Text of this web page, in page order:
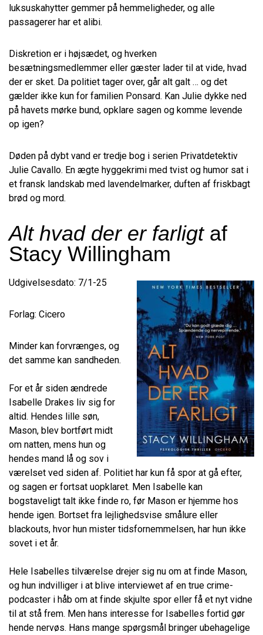
luksuskahytter gemmer på hemmeligheder, og alle
passagerer har et alibi.
Diskretion er i højsædet, og hverken
besætningsmedlemmer eller gæster lader til at vide, hvad
der er sket. Da politiet tager over, går alt galt … og det
gælder ikke kun for familien Ponsard. Kan Julie dykke ned
på havets mørke bund, opklare sagen og komme levende
op igen?
Døden på dybt vand er tredje bog i serien Privatdetektiv
Julie Cavallo. En ægte hyggekrimi med tvist og humor sat i
et fransk landskab med lavendelmarker, duften af friskbagt
brød og mord.
Alt hvad der er farligtaf
Stacy Willingham
Udgivelsesdato: 7/1-25
Forlag: Cicero
Minder kan forvrænges, og
det samme kan sandheden.
For et år siden ændrede
Isabelle Drakes liv sig for
altid. Hendes lille søn,
Mason, blev bortført midt
om natten, mens hun og
hendes mand lå og sov i
værelset ved siden af. Politiet har kun få spor at gå efter,
og sagen er fortsat uopklaret. Men Isabelle kan
bogstaveligt talt ikke finde ro, før Mason er hjemme hos
hende igen. Bortset fra lejlighedsvise smålure eller
blackouts, hvor hun mister tidsfornemmelsen, har hun ikke
sovet i et år.
Hele Isabelles tilværelse drejer sig nu om at finde Mason,
og hun indvilliger i at blive interviewet af en true crime-
podcaster i håb om at finde skjulte spor eller få et nyt vidne
til at stå frem. Men hans interesse for Isabelles fortid gør
hende nervøs. Hans mange spørgsmål bringer ubehagelige